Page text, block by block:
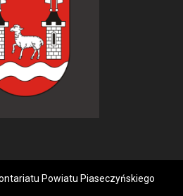
Powiatu Piaseczyńskiego